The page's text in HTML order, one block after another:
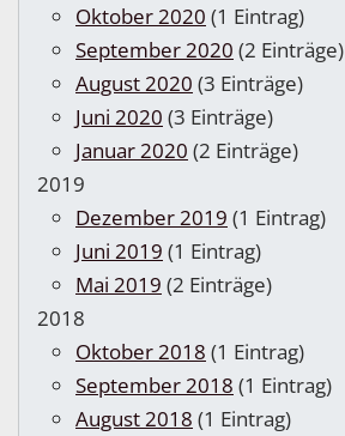
Oktober 2020 (1 Eintrag)
September 2020 (2 Einträge)
August 2020 (3 Einträge)
Juni 2020 (3 Einträge)
Januar 2020 (2 Einträge)
2019
Dezember 2019 (1 Eintrag)
Juni 2019 (1 Eintrag)
Mai 2019 (2 Einträge)
2018
Oktober 2018 (1 Eintrag)
September 2018 (1 Eintrag)
August 2018 (1 Eintrag)